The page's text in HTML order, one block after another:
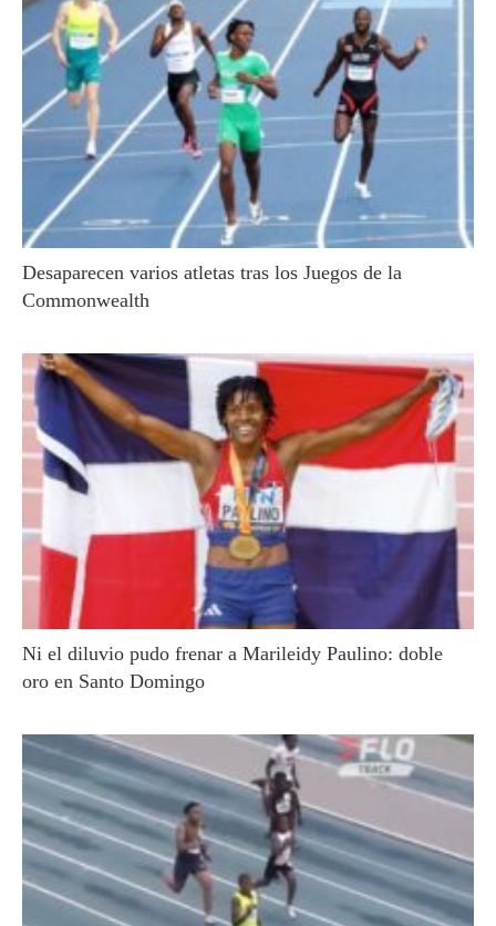
Desaparecen varios atletas tras los Juegos de la
Commonwealth
Ni el diluvio pudo frenar a Marileidy Paulino: doble
oro en Santo Domingo